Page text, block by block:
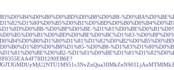
%D0%BF%D0%BE-
%D0%B8-